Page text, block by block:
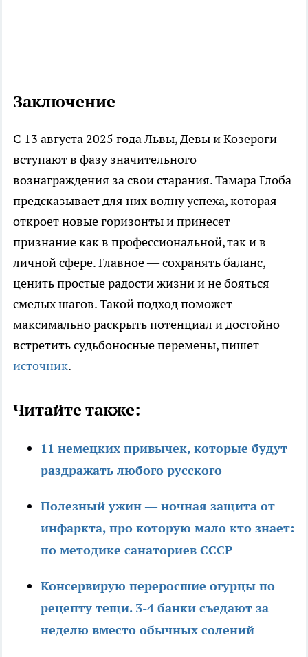
Заключение
С 13 августа 2025 года Львы, Девы и Козероги
вступают в фазу значительного
вознаграждения за свои старания. Тамара Глоба
предсказывает для них волну успеха, которая
откроет новые горизонты и принесет
признание как в профессиональной, так и в
личной сфере. Главное — сохранять баланс,
ценить простые радости жизни и не бояться
смелых шагов. Такой подход поможет
максимально раскрыть потенциал и достойно
встретить судьбоносные перемены, пишет
источник.
Читайте также:
11 немецких привычек, которые будут
раздражать любого русского
Полезный ужин — ночная защита от
инфаркта, про которую мало кто знает:
по методике санаториев СССР
Консервирую переросшие огурцы по
рецепту тещи. 3-4 банки съедают за
неделю вместо обычных солений